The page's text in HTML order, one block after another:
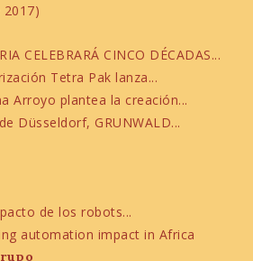
2017)
CELEBRARÁ CINCO DÉCADAS...
Tetra Pak lanza...
Arroyo plantea la creación...
Düsseldorf, GRUNWALD...
de los robots...
automation impact in Africa